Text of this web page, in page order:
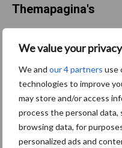
We value your privacy
We and our 4 partners use
technologies to improve
may store and/or access
process the personal data,
browsing data, for
personalized ads and
Themapagina's
Wet en regelgeving
Pluimveerechten